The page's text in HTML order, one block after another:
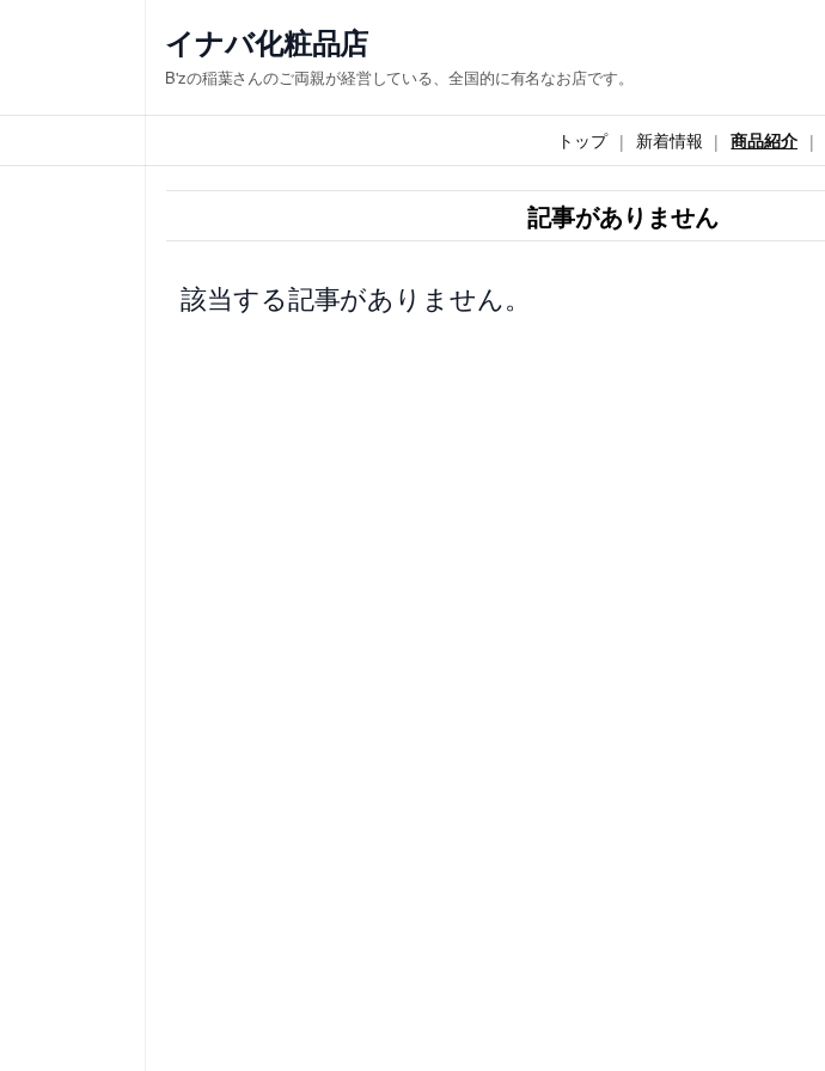
ス
キ
イナバ化粧品店
B'zの稲葉さんのご両親が経営している、全国的に有名なお店です。
トップ 新着情報 商品紹介
記事がありません
該当する記事がありません。